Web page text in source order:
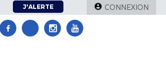
J'ALERTE CONNEXION